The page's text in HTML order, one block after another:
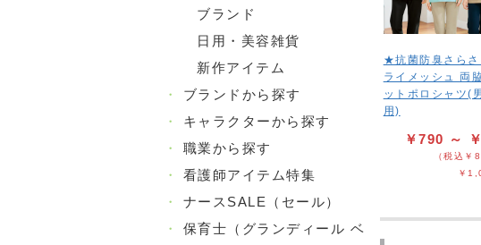
ブランド
日用・美容雑貨
新作アイテム
・
ブランドから探す
・
キャラクターから探す
・
職業から探す
・
看護師アイテム特集
・
ナースSALE（セール）
・
保育士（グランディール ベ
★抗菌防臭さらさ
ライメッシュ 両
ットポロシャツ(
用)
￥790 ～
（税込￥
￥